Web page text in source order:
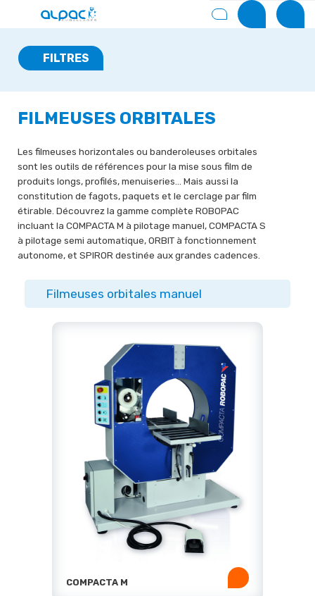
FILTRES
FILMEUSES ORBITALES
Les filmeuses horizontales ou banderoleuses orbitales
sont les outils de références pour la mise sous film de
produits longs, profilés, menuiseries… Mais aussi la
constitution de fagots, paquets et le cerclage par film
étirable. Découvrez la gamme complète ROBOPAC
incluant la COMPACTA M à pilotage manuel, COMPACTA S
à pilotage semi automatique, ORBIT à fonctionnement
autonome, et SPIROR destinée aux grandes cadences.
Filmeuses orbitales manuel
COMPACTA M